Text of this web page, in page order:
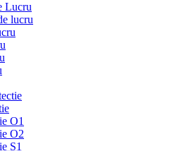
Lucru
lucru
O1
O2
S1